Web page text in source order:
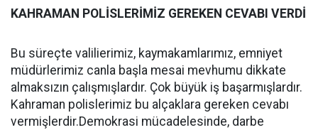
KAHRAMAN POLİSLERİMİZ GEREKEN CEVABI VERDİ
Bu süreçte valilierimiz, kaymakamlarımız, emniyet
müdürlerimiz canla başla mesai mevhumu dikkate
almaksızın çalışmışlardır. Çok büyük iş başarmışlardır.
Kahraman polislerimiz bu alçaklara gereken cevabı
vermişlerdir.Demokrasi mücadelesinde, darbe